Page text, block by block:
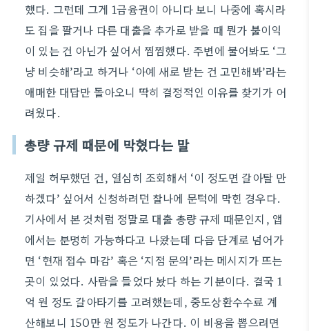
했다. 그런데 그게 1금융권이 아니다 보니 나중에 혹시라
도 집을 팔거나 다른 대출을 추가로 받을 때 뭔가 불이익
이 있는 건 아닌가 싶어서 찜찜했다. 주변에 물어봐도 ‘그
냥 비슷해’라고 하거나 ‘아예 새로 받는 건 고민해봐’라는
애매한 대답만 돌아오니 딱히 결정적인 이유를 찾기가 어
려웠다.
총량 규제 때문에 막혔다는 말
제일 허무했던 건, 열심히 조회해서 ‘이 정도면 갈아탈 만
하겠다’ 싶어서 신청하려던 찰나에 문턱에 막힌 경우다.
기사에서 본 것처럼 정말로 대출 총량 규제 때문인지, 앱
에서는 분명히 가능하다고 나왔는데 다음 단계로 넘어가
면 ‘현재 접수 마감’ 혹은 ‘지점 문의’라는 메시지가 뜨는
곳이 있었다. 사람을 들었다 놨다 하는 기분이다. 결국 1
억 원 정도 갈아타기를 고려했는데, 중도상환수수료 계
산해보니 150만 원 정도가 나간다. 이 비용을 뽑으려면